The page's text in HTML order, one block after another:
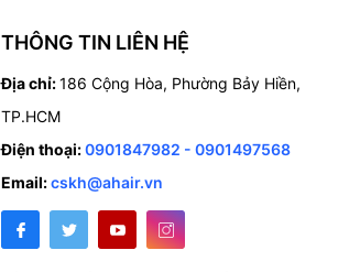
THÔNG TIN LIÊN HỆ
Địa chỉ:186 Cộng Hòa, Phường Bảy Hiền,
TP.HCM
Điện thoại:0901847982 - 0901497568
Email:cskh@ahair.vn